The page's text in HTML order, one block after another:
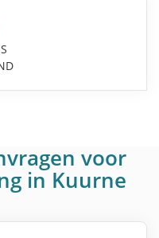
voor
in Kuurne